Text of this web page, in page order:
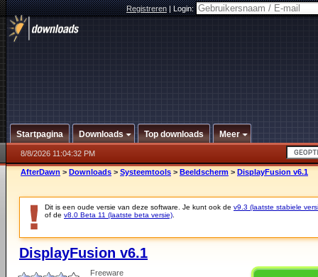
Registreren|Login:
Startpagina Downloads Top downloads Meer
8/8/2026 11:04:32 PM
AfterDawn > Downloads > Systeemtools > Beeldscherm > DisplayFusion v6.1
Dit is een oude versie van deze software. Je kunt ook de v9.3 (laatste stabiele
of de v8.0 Beta 11 (laatste beta versie)
DisplayFusion v6.1
Freeware